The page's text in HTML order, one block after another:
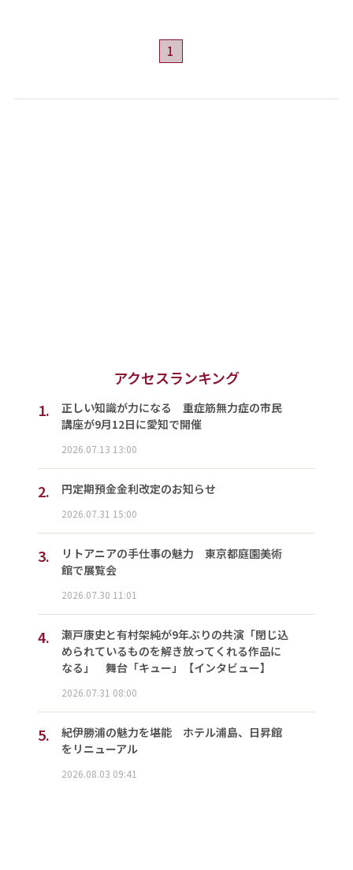
1
アクセスランキング
1.
正しい知識が力になる 重症筋無力症の市民
講座が9月12日に愛知で開催
2026.07.13 13:00
2. 円定期預金金利改定のお知らせ
2026.07.31 15:00
3.
リトアニアの手仕事の魅力 東京都庭園美術
館で展覧会
2026.07.30 11:01
4.
瀬戸康史と有村架純が9年ぶりの共演「閉じ込
められているものを解き放ってくれる作品に
なる」 舞台「キュー」【インタビュー】
2026.07.31 08:00
5.
紀伊勝浦の魅力を堪能 ホテル浦島、日昇館
をリニューアル
2026.08.03 09:41